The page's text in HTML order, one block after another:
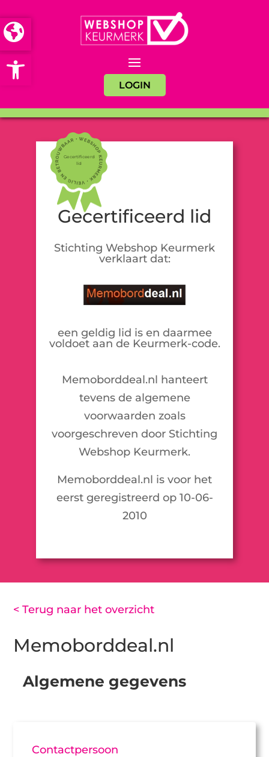
Open toolbar
LOGIN
Gecertificeerd
lid
Gecertificeerd lid
Stichting Webshop Keurmerk
verklaart dat:
een geldig lid is en daarmee
voldoet aan de Keurmerk-code.
Memoborddeal.nl hanteert
tevens de algemene
voorwaarden zoals
voorgeschreven door Stichting
Webshop Keurmerk.
Memoborddeal.nl is voor het
eerst geregistreerd op 10-06-
2010
< Terug naar het overzicht
Memoborddeal.nl
Algemene gegevens
Contactpersoon